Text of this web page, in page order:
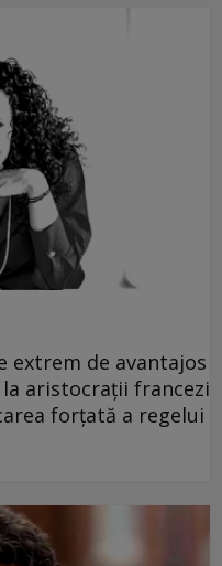
extrem de avantajos
la aristocrații francezi
forțată a regelui